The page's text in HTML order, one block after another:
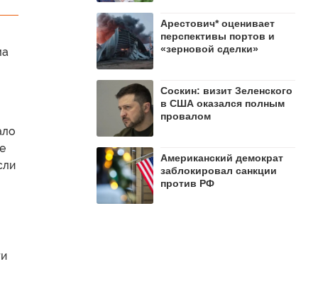
Арестович* оценивает
перспективы портов и
«зерновой сделки»
Соскин: визит Зеленского
в США оказался полным
провалом
Американский демократ
заблокировал санкции
против РФ